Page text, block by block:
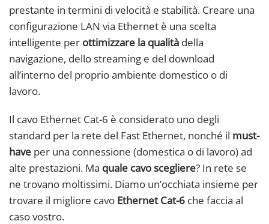
prestante in termini di velocità e stabilità. Creare una
configurazione LAN via Ethernet è una scelta
intelligente per ottimizzare la qualità della
navigazione, dello streaming e del download
all’interno del proprio ambiente domestico o di
lavoro.
Il cavo Ethernet Cat-6 è considerato uno degli
standard per la rete del Fast Ethernet, nonché il must-
have per una connessione (domestica o di lavoro) ad
alte prestazioni. Ma quale cavo scegliere? In rete se
ne trovano moltissimi. Diamo un’occhiata insieme per
trovare il migliore cavo Ethernet Cat-6 che faccia al
caso vostro.